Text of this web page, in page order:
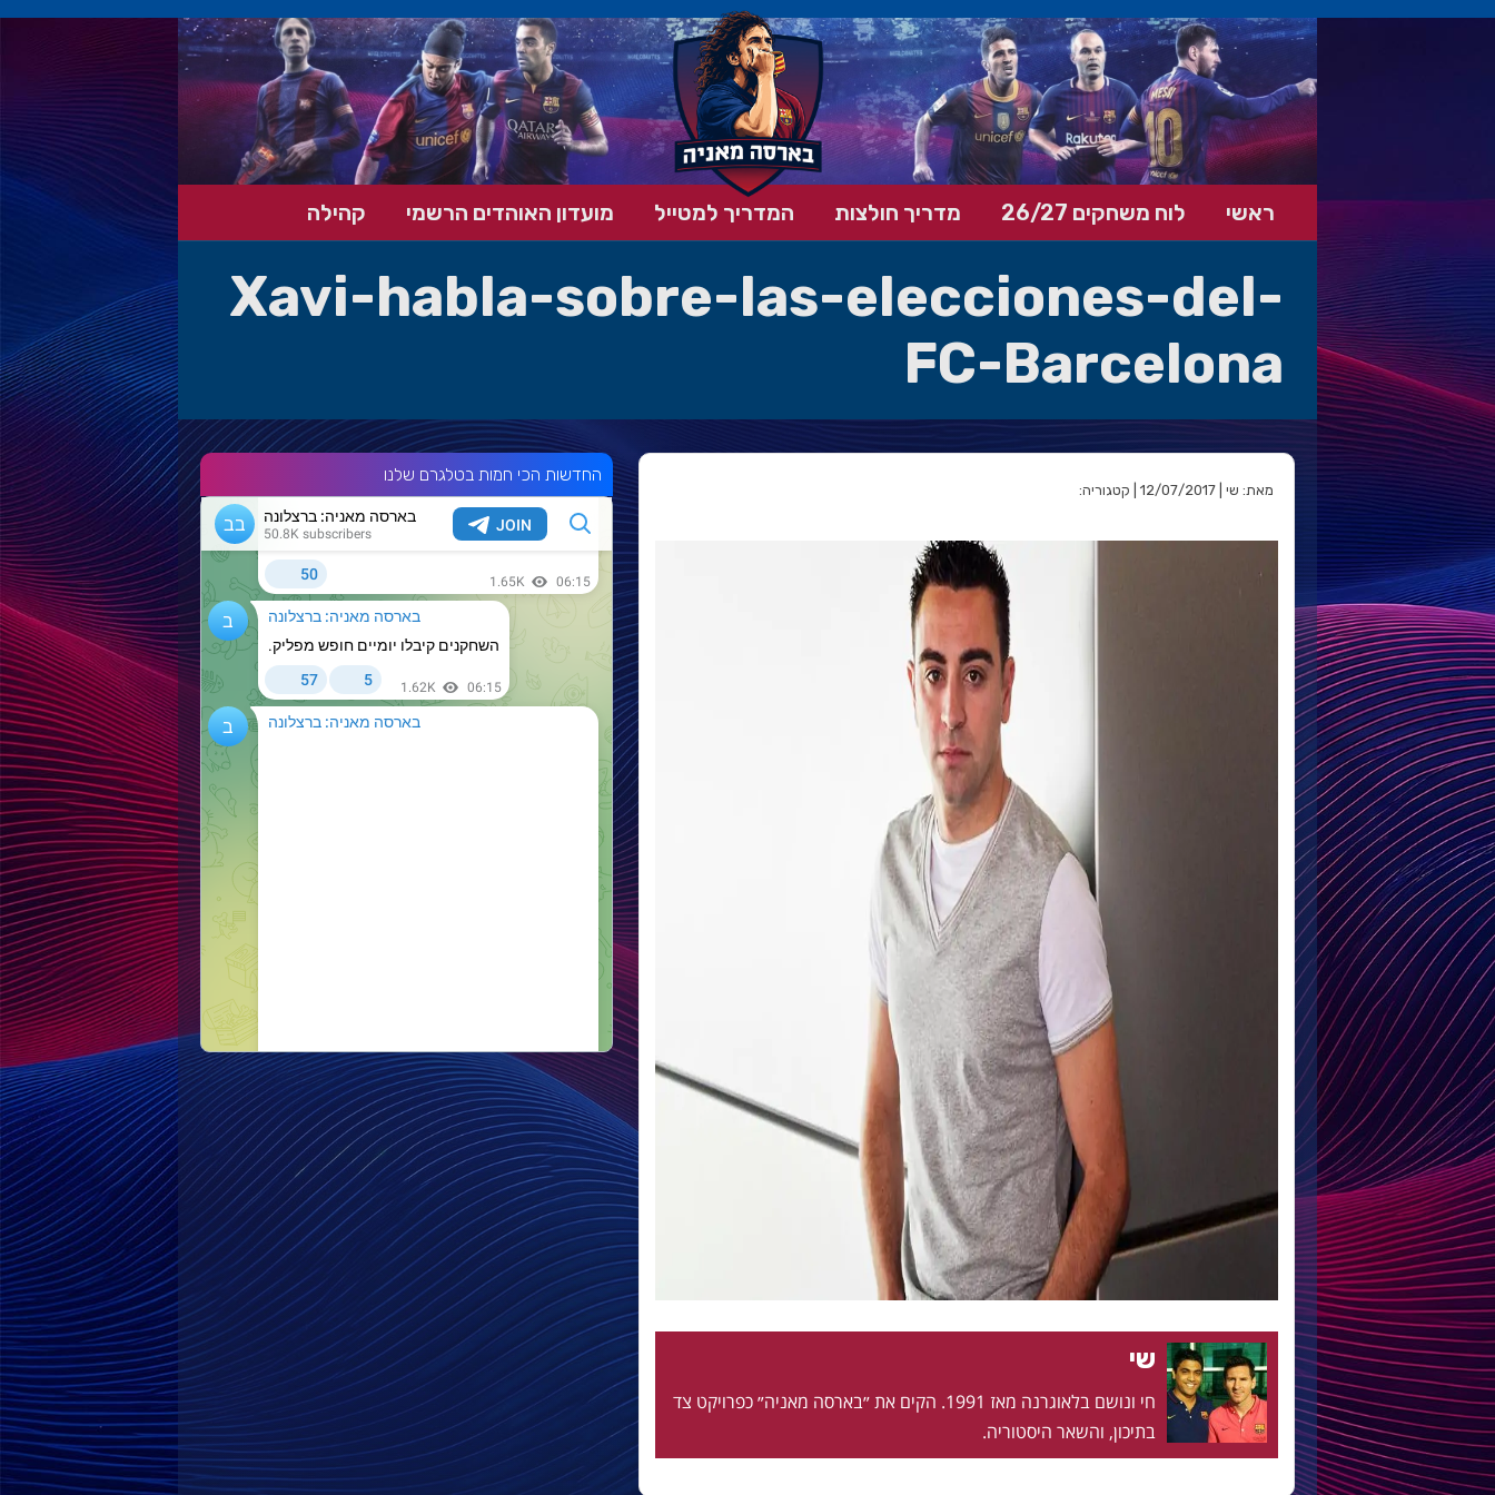
ראשי לוח משחקים 26/27 מדריך חולצות המדריך למטייל מועדון האוהדים הרשמי קהילה
Xavi-habla-sobre-las-elecciones-del-
FC-Barcelona
מאת: שי | 12/07/2017 | קטגוריה:
שי
חי ונושם בלאוגרנה מאז 1991. הקים את ״בארסה מאניה״ כפרויקט צד
בתיכון, והשאר היסטוריה.
החדשות הכי חמות בטלגרם שלנו